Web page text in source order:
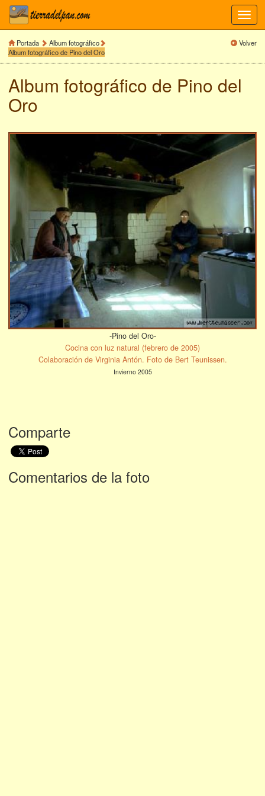
Portada
Album fotográfico
Album fotográfico de Pino del Oro
Volver
Album fotográfico de Pino del
Oro
-Pino del Oro-
Cocina con luz natural (febrero de 2005)
Colaboración de Virginia Antón. Foto de Bert Teunissen.
Invierno 2005
Comparte
Comentarios de la foto